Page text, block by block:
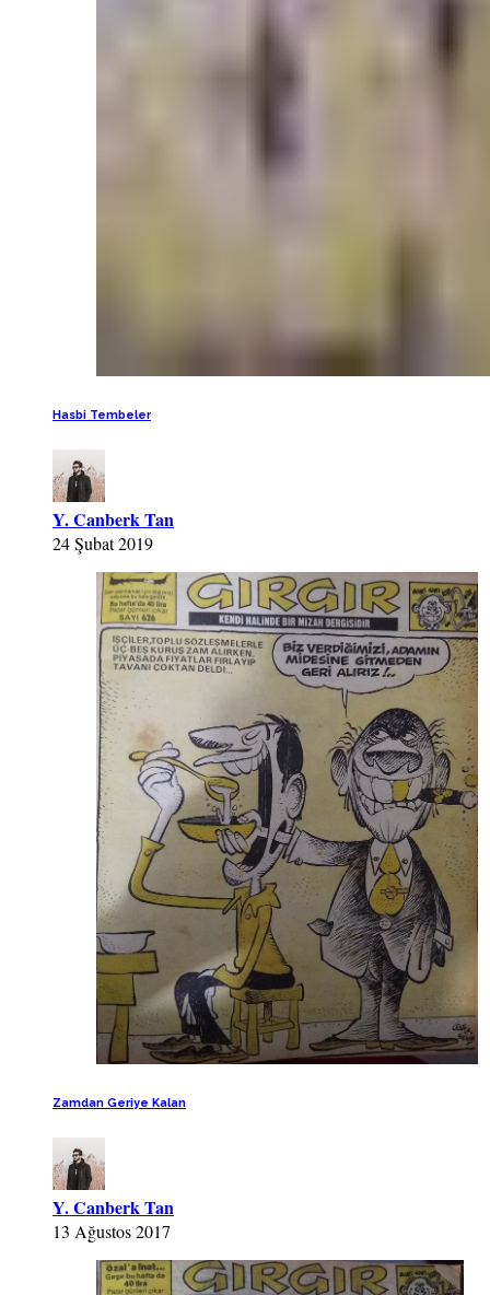
Hasbi Tembeler
Y. Canberk Tan
24 Şubat 2019
Zamdan Geriye Kalan
Y. Canberk Tan
13 Ağustos 2017